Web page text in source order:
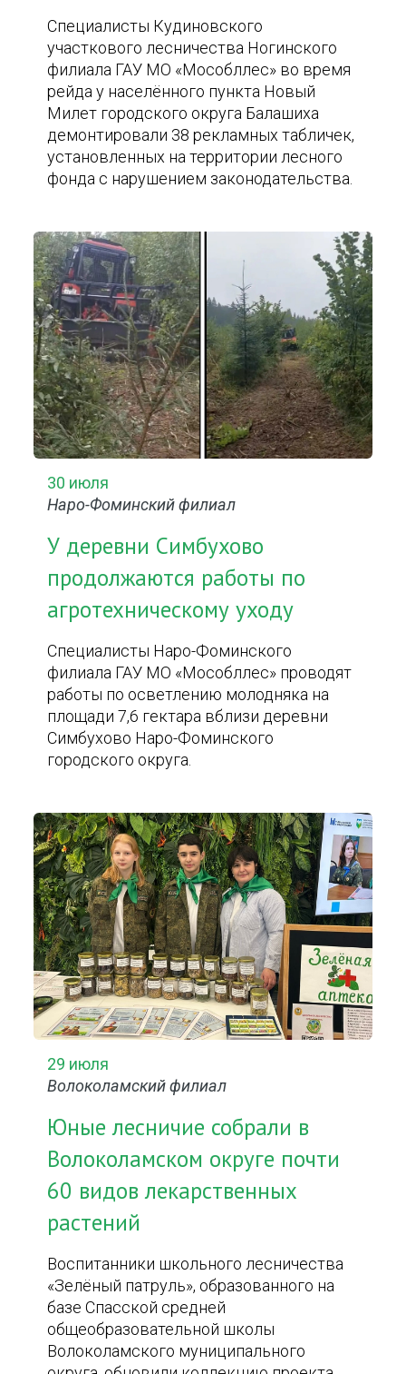
Специалисты Кудиновского
участкового лесничества Ногинского
филиала ГАУ МО «Мособллес» во время
рейда у населённого пункта Новый
Милет городского округа Балашиха
демонтировали 38 рекламных табличек,
установленных на территории лесного
фонда с нарушением законодательства.
30 июля
Наро-Фоминский филиал
У деревни Симбухово
продолжаются работы по
агротехническому уходу
Специалисты Наро-Фоминского
филиала ГАУ МО «Мособллес» проводят
работы по осветлению молодняка на
площади 7,6 гектара вблизи деревни
Симбухово Наро-Фоминского
городского округа.
29 июля
Волоколамский филиал
Юные лесничие собрали в
Волоколамском округе почти
60 видов лекарственных
растений
Воспитанники школьного лесничества
«Зелёный патруль», образованного на
базе Спасской средней
общеобразовательной школы
Волоколамского муниципального